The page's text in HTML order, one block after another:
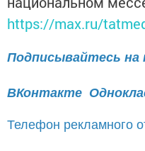
https://max.ru/
Подписывайтесь на
ВКонтакте
Телефон рекламного